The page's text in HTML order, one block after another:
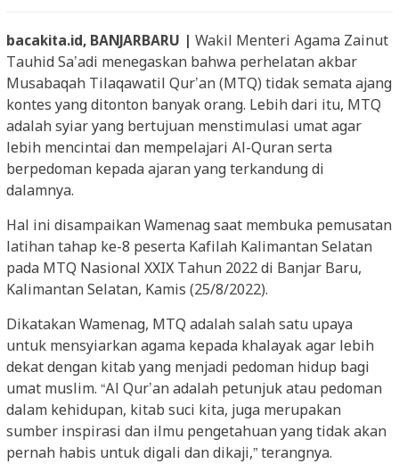
bacakita.id, BANJARBARU | Wakil Menteri Agama Zainut
Tauhid Sa’adi menegaskan bahwa perhelatan akbar
Musabaqah Tilaqawatil Qur’an (MTQ) tidak semata ajang
kontes yang ditonton banyak orang. Lebih dari itu, MTQ
adalah syiar yang bertujuan menstimulasi umat agar
lebih mencintai dan mempelajari Al-Quran serta
berpedoman kepada ajaran yang terkandung di
dalamnya.
Hal ini disampaikan Wamenag saat membuka pemusatan
latihan tahap ke-8 peserta Kafilah Kalimantan Selatan
pada MTQ Nasional XXIX Tahun 2022 di Banjar Baru,
Kalimantan Selatan, Kamis (25/8/2022).
Dikatakan Wamenag, MTQ adalah salah satu upaya
untuk mensyiarkan agama kepada khalayak agar lebih
dekat dengan kitab yang menjadi pedoman hidup bagi
umat muslim. “Al Qur’an adalah petunjuk atau pedoman
dalam kehidupan, kitab suci kita, juga merupakan
sumber inspirasi dan ilmu pengetahuan yang tidak akan
pernah habis untuk digali dan dikaji,” terangnya.